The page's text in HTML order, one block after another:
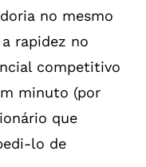
no mesmo
rapidez no
competitivo
minuto (por
que
lo de